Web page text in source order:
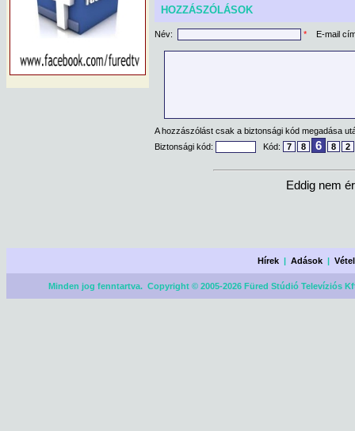
HOZZÁSZÓLÁSOK
Név: * E-mail
A hozzászólást csak a biztonsági kód megadása
Biztonsági kód:
Kód: 7 8 6 8 2
Eddig nem
Hírek |Adások |
Minden jog fenntartva. Copyright © 2005-2026 Füred Stúdió Televíziós